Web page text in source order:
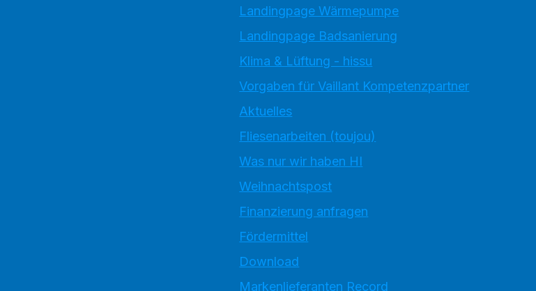
Landingpage Wärmepumpe
Landingpage Badsanierung
Klima & Lüftung - hissu
Vorgaben für Vaillant Kompetenzpartner
Aktuelles
Fliesenarbeiten (toujou)
Was nur wir haben HI
Weihnachtspost
Finanzierung anfragen
Fördermittel
Download
Markenlieferanten Record